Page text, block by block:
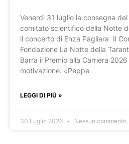
Venerdì 31 luglio la consegna
comitato scientifico della Notte
il concerto di Enza Pagliara Il
Fondazione La Notte della
Barra il Premio alla Carriera
motivazione: «Peppe
LEGGI DI PIÙ »
30 Luglio 2026 Nessun commento